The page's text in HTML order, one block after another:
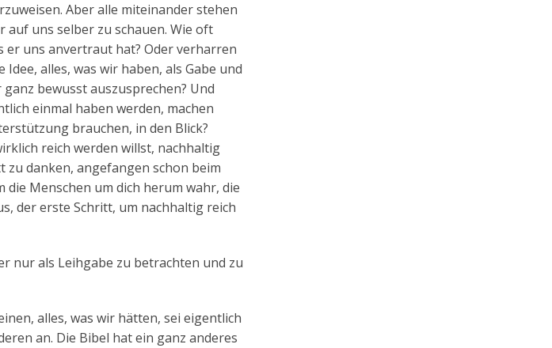
Aber alle miteinander stehen
auf uns selber zu schauen. Wie oft
er uns anvertraut hat? Oder verharren
alles, was wir haben, als Gabe und
bewusst auszusprechen? Und
einmal haben werden, machen
brauchen, in den Blick?
reich werden willst, nachhaltig
zu danken, angefangen schon beim
die Menschen um dich herum wahr, die
der erste Schritt, um nachhaltig reich
nur als Leihgabe zu betrachten und zu
alles, was wir hätten, sei eigentlich
an. Die Bibel hat ein ganz anderes